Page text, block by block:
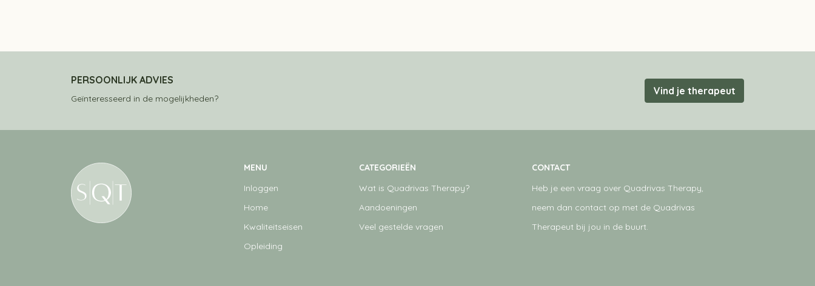
PERSOONLIJK ADVIES
Geïnteresseerd in de mogelijkheden?
Vind je therapeut
MENU
Inloggen
Home
Kwaliteitseisen
Opleiding
CATEGORIEËN
Wat is Quadrivas Therapy?
Aandoeningen
Veel gestelde vragen
CONTACT
Heb je een vraag over Quadrivas Therapy,
neem dan contact op met de Quadrivas
Therapeut bij jou in de buurt.